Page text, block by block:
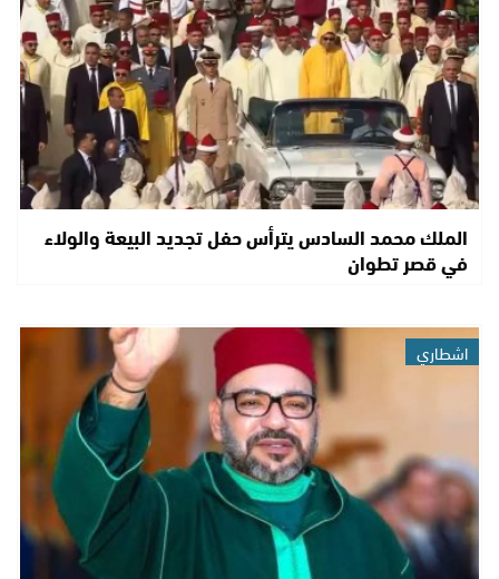
الملك محمد السادس يترأس حفل تجديد البيعة والولاء
في قصر تطوان
اشطاري